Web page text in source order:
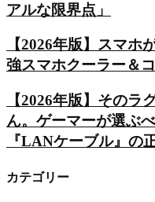
アルな限界点」
【2026年版】スマホ
強スマホクーラー＆
【2026年版】そのラ
ん。ゲーマーが選ぶ
『LANケーブル』の
カテゴリー